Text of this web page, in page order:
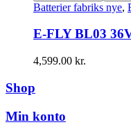
Batterier fabriks nye,
E-FLY BL03
4,599.00 kr.
Shop
Min konto